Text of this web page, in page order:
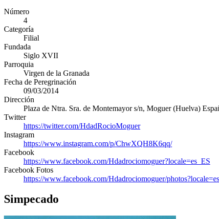
Número
4
Categoría
Filial
Fundada
Siglo XVII
Parroquia
Virgen de la Granada
Fecha de Peregrinación
09/03/2014
Dirección
Plaza de Ntra. Sra. de Montemayor s/n, Moguer(Huelva)
Twitter
https://twitter.com/HdadRocioMoguer
Instagram
https://www.instagram.com/p/ChwXQH8K6qq/
Facebook
https://www.facebook.com/Hdadrociomoguer?locale=es_ES
Facebook Fotos
https://www.facebook.com/Hdadrociomoguer/
Simpecado